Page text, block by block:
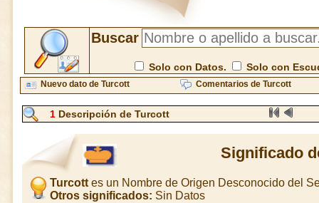
Buscar
Solo con Datos. Solo con
Nuevo dato de Turcott Comentarios de Turcott
1 Descripción de Turcott
Significado
Turcottes un Nombre de Origen Desconocido del
Otros significados: Sin Datos